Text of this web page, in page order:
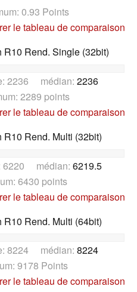
0.93 Points
le tableau de comparaison
R10 Rend. Single (32bit)
2236 médian: 2236
2289 points
le tableau de comparaison
R10 Rend. Multi (32bit)
6220 médian: 6219.5
6430 points
le tableau de comparaison
R10 Rend. Multi (64bit)
8224 médian: 8224
9178 Points
le tableau de comparaison